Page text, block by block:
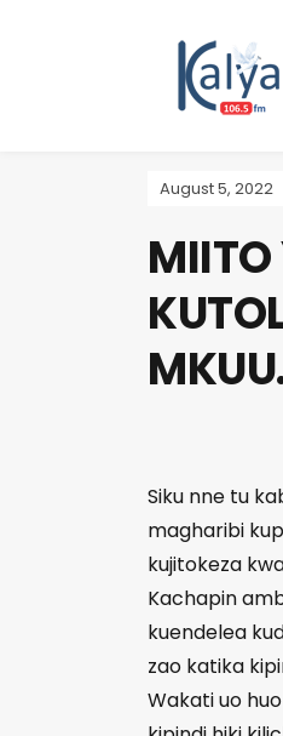
August 5, 2022
Siku nne tu
magharibi
kujitokeza
Kachapin
kuendelea
zao katika
Wakati uo